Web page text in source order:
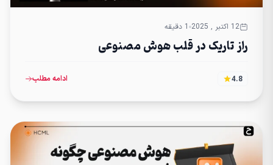
12 اکتبر , 2025 1 دقیقه
راز تاریک در قلب هوش مصنوعی
4.8 ادامه مطلب